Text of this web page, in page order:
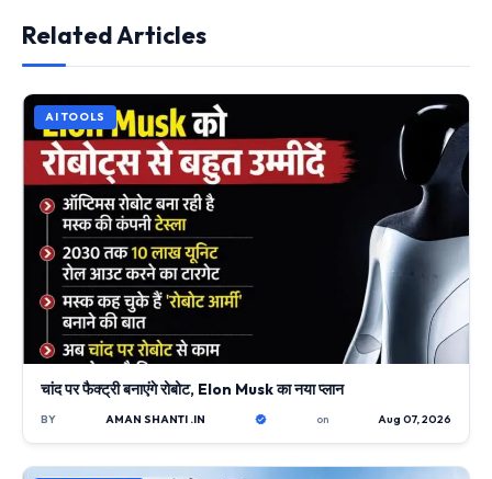
Related Articles
AI TOOLS
चांद पर फैक्ट्री बनाएंगे रोबोट, Elon Musk का नया प्लान
BY AMAN SHANTI .IN on Aug 07, 2026